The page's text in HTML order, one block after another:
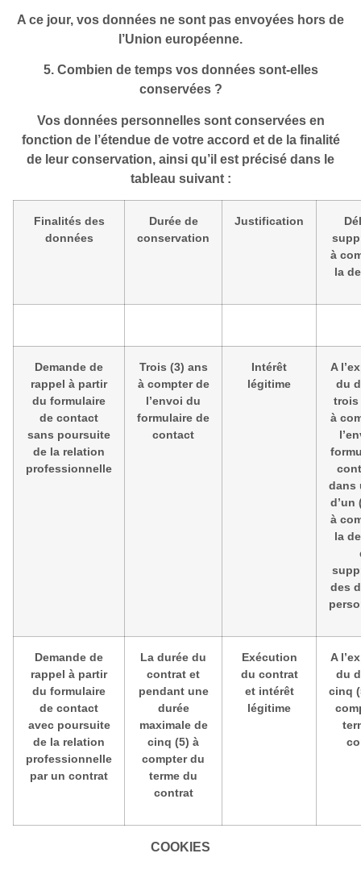
A ce jour, vos données ne sont pas envoyées hors de
l’Union européenne.
5. Combien de temps vos données sont-elles
conservées ?
Vos données personnelles sont conservées en
fonction de l’étendue de votre accord et de la finalité
de leur conservation, ainsi qu’il est précisé dans le
tableau suivant :
Finalités des
données
Durée de
conservation
Justification
à
la
Demande de
rappel à partir
du formulaire
de contact
sans poursuite
de la relation
professionnelle
Trois (3) ans
à compter de
l’envoi du
formulaire de
contact
Intérêt
légitime
A
du
trois
à
dans
d’un
à
la
des
Demande de
rappel à partir
du formulaire
de contact
avec poursuite
de la relation
professionnelle
par un contrat
La durée du
contrat et
pendant une
durée
maximale de
cinq (5) à
compter du
terme du
contrat
Exécution
du contrat
et intérêt
légitime
A
du
cinq
COOKIES